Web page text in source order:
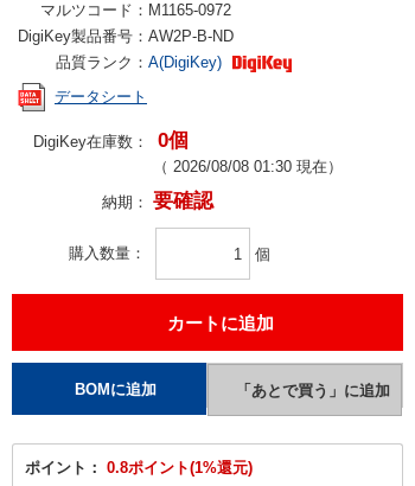
マルツコード： M1165-0972
DigiKey製品番号： AW2P-B-ND
品質ランク： A(DigiKey)
データシート
DigiKey在庫数： 0個
（ 2026/08/08 01:30 現在）
納期： 要確認
購入数量 個
ポイント： 0.8ポイント(1%還元)